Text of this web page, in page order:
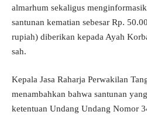
almarhum sekaligus
santunan kematian sebesar Rp.
rupiah) diberikan kepada Ayah
sah.
Kepala Jasa Raharja Perwakilan
menambahkan bahwa santunan
ketentuan Undang Undang Nomor